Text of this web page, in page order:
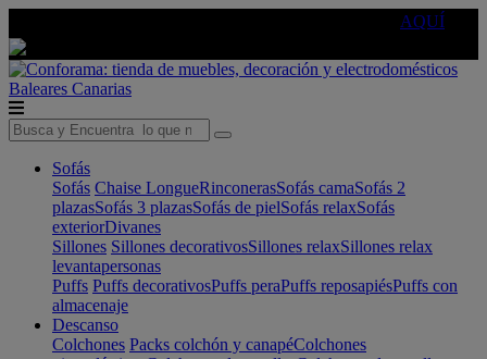
AQUÍ
Baleares Canarias
Sofás
Sofás Chaise LongueRinconerasSofás camaSofás 2
plazasSofás 3 plazasSofás de pielSofás relaxSofás
exteriorDivanes
Sillones Sillones decorativosSillones relaxSillones relax
levantapersonas
Puffs Puffs decorativosPuffs peraPuffs reposapiésPuffs con
almacenaje
Descanso
Colchones Packs colchón y canapéColchones